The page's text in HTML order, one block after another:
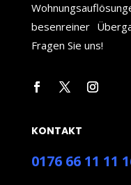
besenreiner
Fragen Sie uns!
KONTAKT
0176 66 11 11